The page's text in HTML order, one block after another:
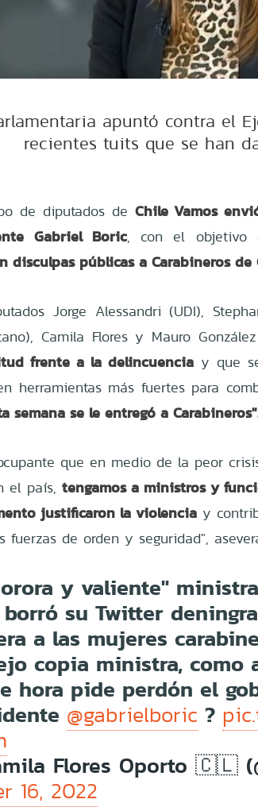
apuntó contra el
recientes tuits que se han
de diputados de Chile Vamos
Gabriel Boric, con el objetivo
disculpas públicas a Carabineros de
Jorge Alessandri (UDI),
Camila Flores y Mauro
frente a la delincuencia y que
herramientas más fuertes para
semana se le entregó a
que en medio de la peor
el país, tengamos a ministros y
justificaron la violencia y
fuerzas de orden y seguridad",
y valiente"
borró su Twitter
a las mujeres
copia ministra, como
hora pide perdón el
@gabrielboric ?
Flores Oporto 🇨🇱
16, 2022